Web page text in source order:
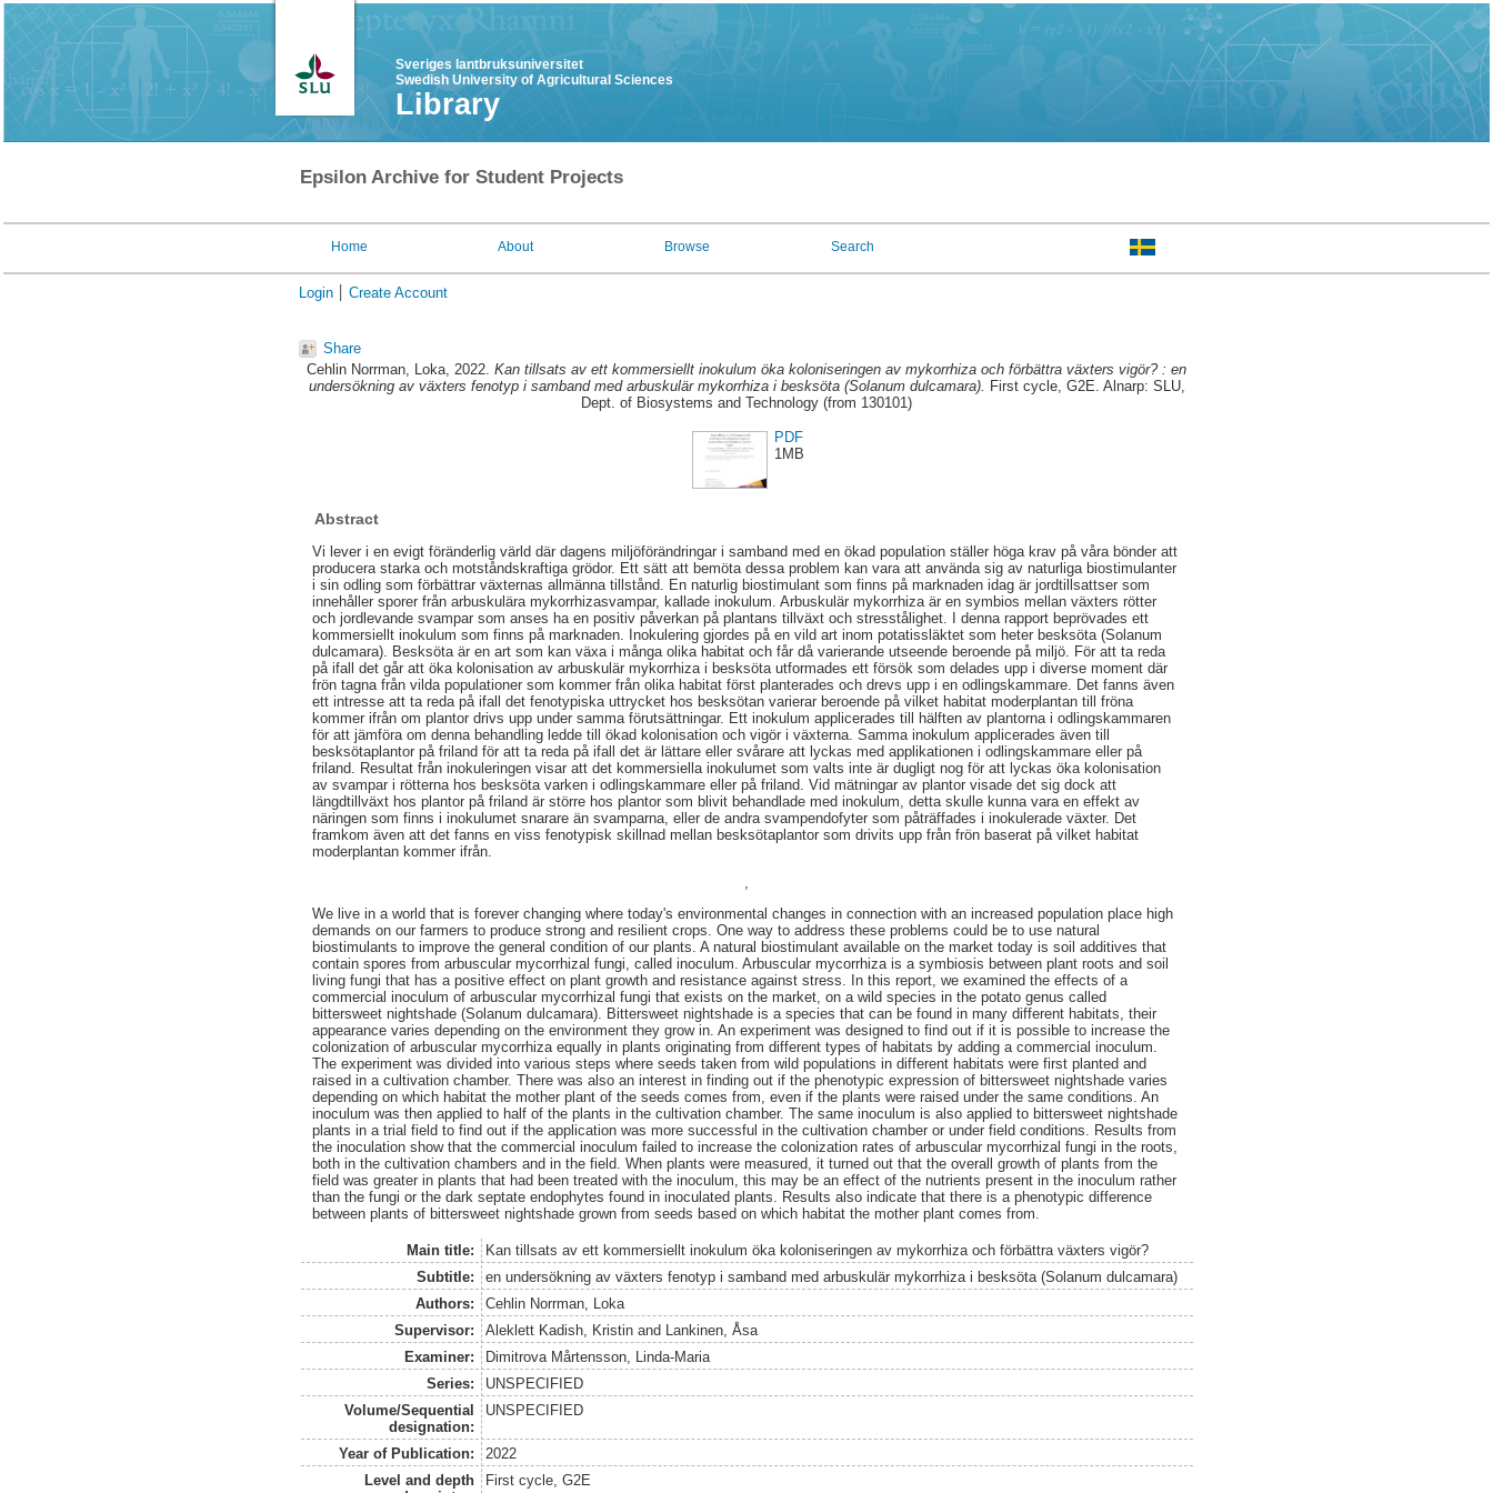
Sveriges lantbruksuniversitet
Swedish University of Agricultural Sciences
Library
Epsilon Archive for Student Projects
Home About Browse Search
Login Create Account
Share
Cehlin Norrman, Loka, 2022. Kan tillsats av ett kommersiellt inokulum öka koloniseringen av mykorrhiza och förbättra växters vigör? : en
undersökning av växters fenotyp i samband med arbuskulär mykorrhiza i besksöta (Solanum dulcamara). First cycle, G2E. Alnarp: SLU,
Dept. of Biosystems and Technology (from 130101)
PDF
1MB
Abstract
Vi lever i en evigt föränderlig värld där dagens miljöförändringar i samband med en ökad population ställer höga krav på våra bönder att
producera starka och motståndskraftiga grödor. Ett sätt att bemöta dessa problem kan vara att använda sig av naturliga biostimulanter
i sin odling som förbättrar växternas allmänna tillstånd. En naturlig biostimulant som finns på marknaden idag är jordtillsattser som
innehåller sporer från arbuskulära mykorrhizasvampar, kallade inokulum. Arbuskulär mykorrhiza är en symbios mellan växters rötter
och jordlevande svampar som anses ha en positiv påverkan på plantans tillväxt och stresstålighet. I denna rapport beprövades ett
kommersiellt inokulum som finns på marknaden. Inokulering gjordes på en vild art inom potatissläktet som heter besksöta (Solanum
dulcamara). Besksöta är en art som kan växa i många olika habitat och får då varierande utseende beroende på miljö. För att ta reda
på ifall det går att öka kolonisation av arbuskulär mykorrhiza i besksöta utformades ett försök som delades upp i diverse moment där
frön tagna från vilda populationer som kommer från olika habitat först planterades och drevs upp i en odlingskammare. Det fanns även
ett intresse att ta reda på ifall det fenotypiska uttrycket hos besksötan varierar beroende på vilket habitat moderplantan till fröna
kommer ifrån om plantor drivs upp under samma förutsättningar. Ett inokulum applicerades till hälften av plantorna i odlingskammaren
för att jämföra om denna behandling ledde till ökad kolonisation och vigör i växterna. Samma inokulum applicerades även till
besksötaplantor på friland för att ta reda på ifall det är lättare eller svårare att lyckas med applikationen i odlingskammare eller på
friland. Resultat från inokuleringen visar att det kommersiella inokulumet som valts inte är dugligt nog för att lyckas öka kolonisation
av svampar i rötterna hos besksöta varken i odlingskammare eller på friland. Vid mätningar av plantor visade det sig dock att
längdtillväxt hos plantor på friland är större hos plantor som blivit behandlade med inokulum, detta skulle kunna vara en effekt av
näringen som finns i inokulumet snarare än svamparna, eller de andra svampendofyter som påträffades i inokulerade växter. Det
framkom även att det fanns en viss fenotypisk skillnad mellan besksötaplantor som drivits upp från frön baserat på vilket habitat
moderplantan kommer ifrån.
We live in a world that is forever changing where today's environmental changes in connection with an increased population place high
demands on our farmers to produce strong and resilient crops. One way to address these problems could be to use natural
biostimulants to improve the general condition of our plants. A natural biostimulant available on the market today is soil additives that
contain spores from arbuscular mycorrhizal fungi, called inoculum. Arbuscular mycorrhiza is a symbiosis between plant roots and soil
living fungi that has a positive effect on plant growth and resistance against stress. In this report, we examined the effects of a
commercial inoculum of arbuscular mycorrhizal fungi that exists on the market, on a wild species in the potato genus called
bittersweet nightshade (Solanum dulcamara). Bittersweet nightshade is a species that can be found in many different habitats, their
appearance varies depending on the environment they grow in. An experiment was designed to find out if it is possible to increase the
colonization of arbuscular mycorrhiza equally in plants originating from different types of habitats by adding a commercial inoculum.
The experiment was divided into various steps where seeds taken from wild populations in different habitats were first planted and
raised in a cultivation chamber. There was also an interest in finding out if the phenotypic expression of bittersweet nightshade varies
depending on which habitat the mother plant of the seeds comes from, even if the plants were raised under the same conditions. An
inoculum was then applied to half of the plants in the cultivation chamber. The same inoculum is also applied to bittersweet nightshade
plants in a trial field to find out if the application was more successful in the cultivation chamber or under field conditions. Results from
the inoculation show that the commercial inoculum failed to increase the colonization rates of arbuscular mycorrhizal fungi in the roots,
both in the cultivation chambers and in the field. When plants were measured, it turned out that the overall growth of plants from the
field was greater in plants that had been treated with the inoculum, this may be an effect of the nutrients present in the inoculum rather
than the fungi or the dark septate endophytes found in inoculated plants. Results also indicate that there is a phenotypic difference
between plants of bittersweet nightshade grown from seeds based on which habitat the mother plant comes from.
Main title:
Kan tillsats av ett kommersiellt inokulum öka koloniseringen av mykorrhiza och förbättra växters vigör?
Subtitle:
en undersökning av växters fenotyp i samband med arbuskulär mykorrhiza i besksöta (Solanum dulcamara)
Authors:
Cehlin Norrman, Loka
Supervisor:
Aleklett Kadish, Kristinand Lankinen, Åsa
Examiner:
Dimitrova Mårtensson, Linda-Maria
Series:
UNSPECIFIED
Volume/Sequential
designation:
UNSPECIFIED
Year of Publication:
2022
Level and depth
First cycle, G2E